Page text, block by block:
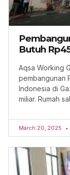
Butuh
Aqsa Working
pembangunan
Indonesia di
miliar. Rumah
March 20, 2025